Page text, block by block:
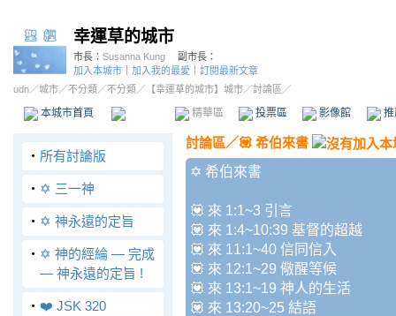
幸運草的城市
市長： Susanna Kung
副市長：
加入本城市
加入我的最愛
訂閱最新文章
udn／城市／不分類 ／不分類 ／ 【幸運草的城市】城市／討論區／
本城市首頁 精華區 投票區 影像館
‧ 所有討論版
‧ ✡️ 三一神
‧ ✡️ 神永遠的定旨
‧ ✡️ 神的經綸 — 完成
— 神永遠的定旨 !
‧ ❤️ JSK 320
討論區／💟 希伯來書
✡️ 希伯來書
💟 來 1:1~3 引言
💟 來 1:4~10:39 基督的超越
💟 來 11:1~40 信同信入
💟 來 12:1~29 儆醒等候
💟 來 13:1~19 神人的生活
💟 來 13:20~25 結語